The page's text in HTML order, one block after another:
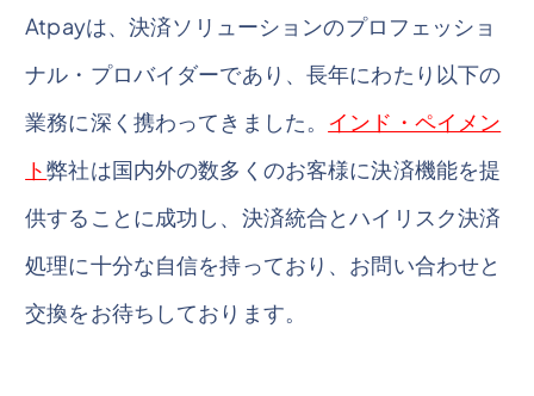
Atpayは、決済ソリューションのプロフェッショ
ナル・プロバイダーであり、長年にわたり以下の
業務に深く携わってきました。 インド・ペイメン
ト弊社は国内外の数多くのお客様に決済機能を提
供することに成功し、決済統合とハイリスク決済
処理に十分な自信を持っており、お問い合わせと
交換をお待ちしております。